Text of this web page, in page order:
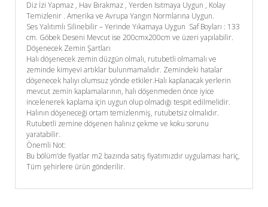
Diz İzi Yapmaz , Hav Bırakmaz , Yerden Isıtmaya Uygun , Kolay
Temizlenir . Amerika ve Avrupa Yangın Normlarına Uygun.
Ses Yalıtımlı Silinebilir – Yerinde Yıkamaya Uygun Saf Boyları : 133
cm. Göbek Deseni Mevcut ise 200cmx200cm ve üzeri yapılabilir.
Döşenecek Zemin Şartları
Halı döşenecek zemin düzgün olmalı, rutubetli olmamalı ve
zeminde kimyevi artıklar bulunmamalıdır. Zemindeki hatalar
döşenecek halıyı olumsuz yönde etkiler.Halı kaplanacak yerlerin
mevcut zemin kaplamalarının, halı döşenmeden önce iyice
incelenerek kaplama için uygun olup olmadığı tespit edilmelidir.
Halının döşeneceği ortam temizlenmiş, rutubetsiz olmalıdır.
Rutubetli zemine döşenen halınız çekme ve koku sorunu
yaratabilir.
Önemli Not:
Bu bölüm’de fiyatlar m2 bazında satış fiyatımızdır uygulaması hariç,
Tüm şehirlere ürün gönderilir.